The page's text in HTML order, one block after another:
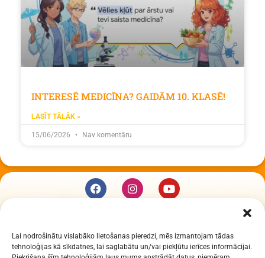
Lai nodrošinātu vislabāko lietošanas pieredzi, mēs izmantojam tādas
tehnoloģijas kā sīkdatnes, lai saglabātu un/vai piekļūtu ierīces informācijai.
INTERESĒ MEDICĪNA? GAIDĀM 10. KLASĒ!
LASĪT TĀLĀK »
15/06/2026 Nav komentāru
Daugavpils Zinātņu vidusskola
Raiņa iela 30, Daugavpils, LV-5401